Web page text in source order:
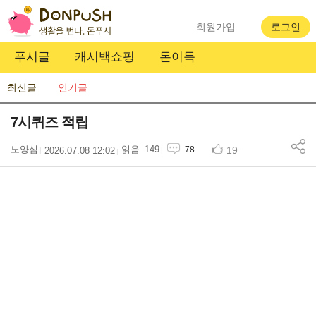
푸시글 캐시백쇼핑 돈이득
회원가입 로그인
최신글 인기글
7시퀴즈 적립
노양심 2026.07.08 12:02 149 78 19